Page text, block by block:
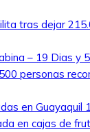
tras dejar
– 19 Dias y
personas
en Guayaquil
en cajas de